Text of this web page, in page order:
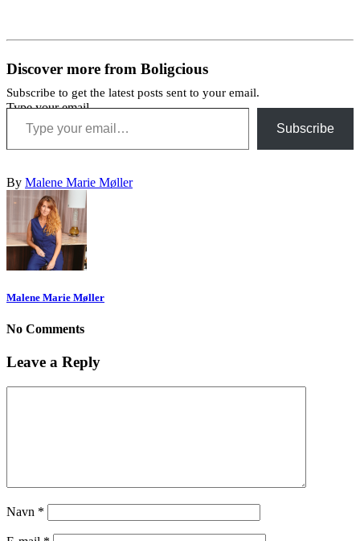
Discover more from Boligcious
Subscribe to get the latest posts sent to your email.
Type your email…
Subscribe
By Malene Marie Møller
Malene Marie Møller
No Comments
Leave a Reply
Navn *